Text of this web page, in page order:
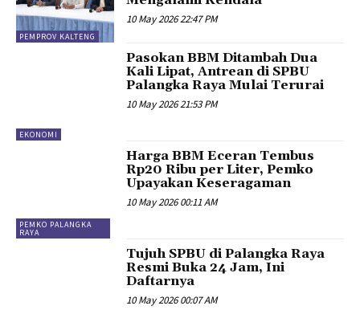
PEMPROV KALTENG
10 May 2026 22:47 PM
EKONOMI
Pasokan BBM Ditambah Dua
Kali Lipat, Antrean di SPBU
Palangka Raya Mulai Terurai
10 May 2026 21:53 PM
PEMKO PALANGKA
RAYA
Harga BBM Eceran Tembus
Rp20 Ribu per Liter, Pemko
Upayakan Keseragaman
10 May 2026 00:11 AM
Tujuh SPBU di Palangka Raya
Resmi Buka 24 Jam, Ini
Daftarnya
10 May 2026 00:07 AM